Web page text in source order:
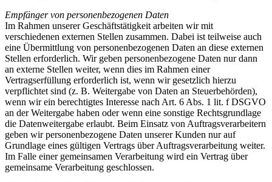
Empfänger von personenbezogenen Daten
Im Rahmen unserer Geschäftstätigkeit arbeiten wir mit
verschiedenen externen Stellen zusammen. Dabei ist teilweise auch
eine Übermittlung von personenbezogenen Daten an diese externen
Stellen erforderlich. Wir geben personenbezogene Daten nur dann
an externe Stellen weiter, wenn dies im Rahmen einer
Vertragserfüllung erforderlich ist, wenn wir gesetzlich hierzu
verpflichtet sind (z. B. Weitergabe von Daten an Steuerbehörden),
wenn wir ein berechtigtes Interesse nach Art. 6 Abs. 1 lit. f DSGVO
an der Weitergabe haben oder wenn eine sonstige Rechtsgrundlage
die Datenweitergabe erlaubt. Beim Einsatz von Auftragsverarbeitern
geben wir personenbezogene Daten unserer Kunden nur auf
Grundlage eines gültigen Vertrags über Auftragsverarbeitung weiter.
Im Falle einer gemeinsamen Verarbeitung wird ein Vertrag über
gemeinsame Verarbeitung geschlossen.